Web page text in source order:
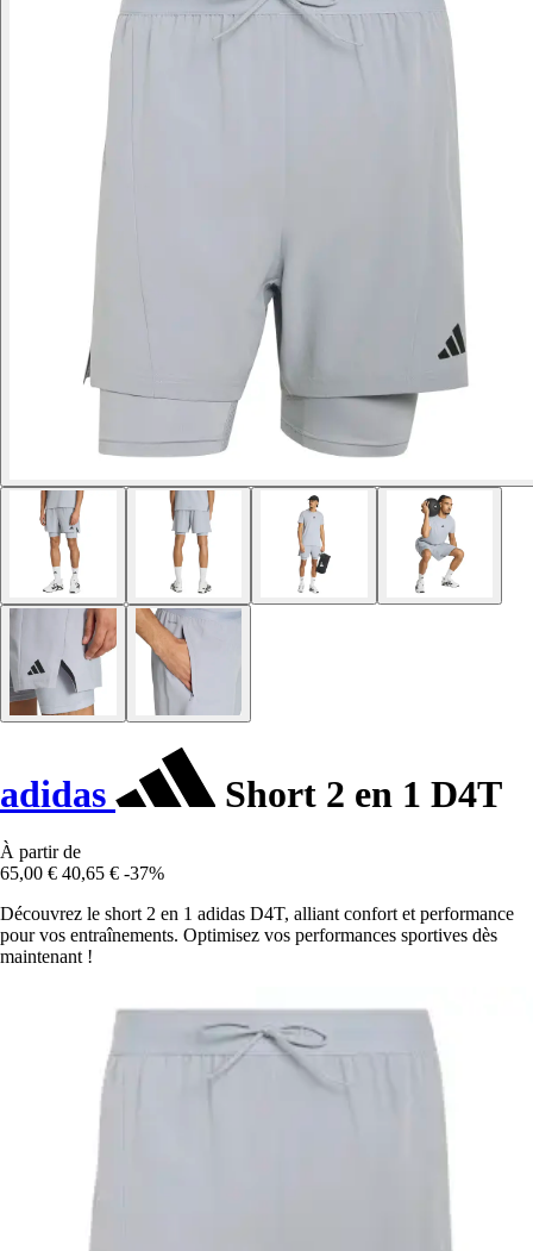
adidas Short 2 en 1 D4T
À partir de
65,00 € 40,65 € -37%
Découvrez le short 2 en 1 adidas D4T, alliant confort et performance
pour vos entraînements. Optimisez vos performances sportives dès
maintenant !